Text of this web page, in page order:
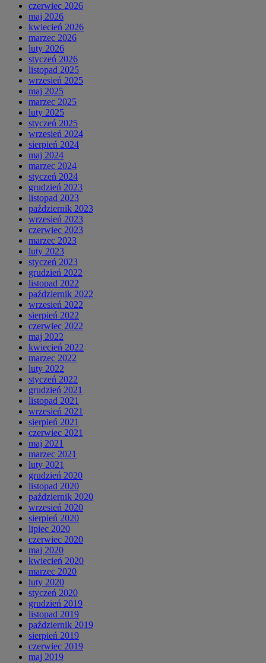
czerwiec 2026
maj 2026
kwiecień 2026
marzec 2026
luty 2026
styczeń 2026
listopad 2025
wrzesień 2025
maj 2025
marzec 2025
luty 2025
styczeń 2025
wrzesień 2024
sierpień 2024
maj 2024
marzec 2024
styczeń 2024
grudzień 2023
listopad 2023
październik 2023
wrzesień 2023
czerwiec 2023
marzec 2023
luty 2023
styczeń 2023
grudzień 2022
listopad 2022
październik 2022
wrzesień 2022
sierpień 2022
czerwiec 2022
maj 2022
kwiecień 2022
marzec 2022
luty 2022
styczeń 2022
grudzień 2021
listopad 2021
wrzesień 2021
sierpień 2021
czerwiec 2021
maj 2021
marzec 2021
luty 2021
grudzień 2020
listopad 2020
październik 2020
wrzesień 2020
sierpień 2020
lipiec 2020
czerwiec 2020
maj 2020
kwiecień 2020
marzec 2020
luty 2020
styczeń 2020
grudzień 2019
listopad 2019
październik 2019
sierpień 2019
czerwiec 2019
maj 2019